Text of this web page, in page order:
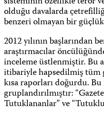
olduğu davalarda
benzeri olmayan bir
2012 yılının başlarından
araştırmacılar
inceleme üstlenmiştir. Bu
itibariyle hapsedilmiş tüm
kısa raporları doğurdu.
gruplandırılmıştır:
Tutuklananlar” ve